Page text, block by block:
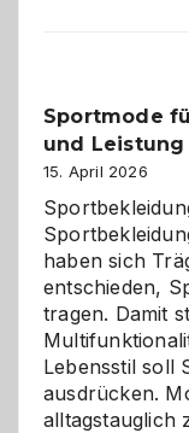
Sportmode
und Leistung
15. April 2026
haben sich
entschieden,
tragen. Damit
Lebensstil soll
ausdrücken.
alltagstauglich